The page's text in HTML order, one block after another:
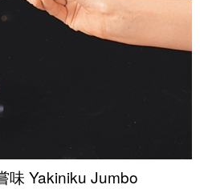
味 Yakiniku Jumbo